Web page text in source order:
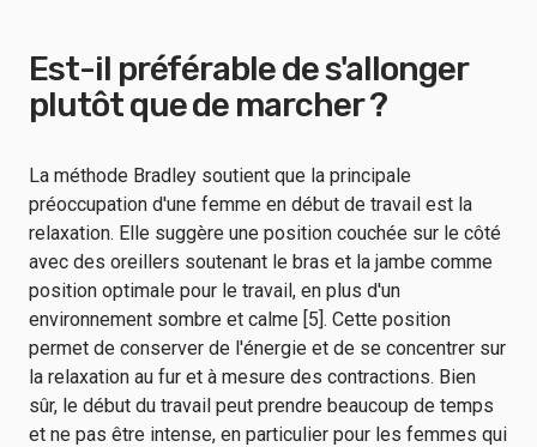
Est-il préférable de s'allonger
plutôt que de marcher ?
La méthode Bradley soutient que la principale
préoccupation d'une femme en début de travail est la
relaxation. Elle suggère une position couchée sur le côté
avec des oreillers soutenant le bras et la jambe comme
position optimale pour le travail, en plus d'un
environnement sombre et calme [5]. Cette position
permet de conserver de l'énergie et de se concentrer sur
la relaxation au fur et à mesure des contractions. Bien
sûr, le début du travail peut prendre beaucoup de temps
et ne pas être intense, en particulier pour les femmes qui